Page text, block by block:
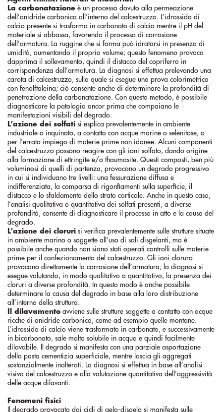
La carbonatazione è un processo dovuto alla permeazione
dell’anidride carbonica all’interno del calcestruzzo. L’idrossido di
calcio presente si trasforma in carbonato di calcio mentre il pH del
materiale si abbassa, favorendo il processo di corrosione
dell’armatura. La ruggine che si forma può idratarsi in presenza di
umidità, aumentando il proprio volume; questo fenomeno provoca
dapprima il sollevamento, quindi il distacco del copriferro in
corrispondenza dell’armatura. La diagnosi si effettua prelevando una
carota di calcestruzzo, sulla quale si esegue una prova colorimetrica
con fenolftaleina; ciò consente anche di determinare la profondità di
penetrazione della carbonatazione. Con questo metodo, è possibile
diagnosticare la patologia ancor prima che compaiano le
manifestazioni visibili del degrado.
L’azione dei solfati si esplica prevalentemente in ambiente
industriale o inquinato, a contatto con acque marine o selenitose, o
per l’errato impiego di materie prime non idonee. Alcuni componenti
del calcestruzzo possono reagire con gli ioni-solfato, dando origine
alla formazione di ettringite e/o thaumasite. Questi composti, ben più
voluminosi di quelli di partenza, provocano un degrado progressivo
in cui si individuano tre livelli: una fessurazione diffusa e
indifferenziata, la comparsa di rigonfiamenti sulla superficie, il
distacco e lo sfaldamento dello strato corticale. Anche in questo caso,
l’analisi qualitativa o quantitativa dei solfati presenti, a diverse
profondità, consente di diagnosticare il processo in atto e la causa del
degrado.
L’azione dei cloruri si verifica prevalentemente sulle strutture situate
in ambiente marino o soggette all’uso di sali disgelanti, ma è
possibile anche quando non siano stati operati controlli sulle materie
prime per il confezionamento del calcestruzzo. Gli ioni-cloruro
provocano direttamente la corrosione dell’armatura; la diagnosi si
esegue valutando, in modo qualitativo o quantitativo, la presenza dei
cloruri a diverse profondità. In questo modo è anche possibile
determinare la causa del degrado in base alla loro distribuzione
all’interno della struttura.
Il dilavamento avviene sulle strutture soggette a contatto con acque
ricche di anidride carbonica, come ad esempio quelle montane.
L’idrossido di calcio viene trasformato in carbonato, e successivamente
in bicarbonato, sale molto solubile in acqua e quindi facilmente
dilavabile. Il degrado si manifesta con una parziale asportazione
della pasta cementizia superficiale, mentre lascia gli aggregati
sostanzialmente inalterati. La diagnosi si effettua in base all’analisi
visiva del calcestruzzo e alla valutazione quantitativa dell’aggressività
delle acque dilavanti.
Fenomeni fisici
Il degrado provocato dai cicli di gelo-disgelo si manifesta sulle